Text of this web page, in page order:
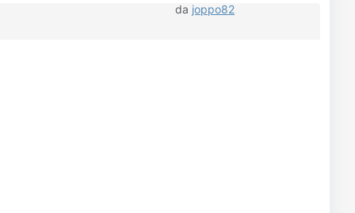
da joppo82